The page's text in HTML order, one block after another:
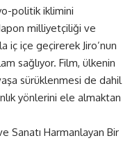
politik iklimini
milliyetçiliği ve
iç içe geçirerek Jiro’nun
sağlıyor. Film, ülkenin
sürüklenmesi de dahil
yönlerini ele almaktan